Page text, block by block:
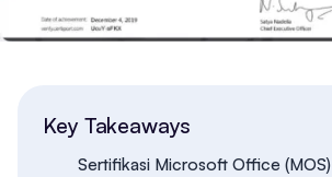
Key Takeaways
Sertifikasi Microsoft Office (MOS)